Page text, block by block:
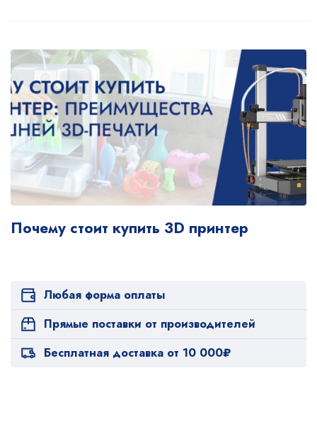
Почему стоит купить 3D принтер
Любая форма оплаты
Прямые поставки от производителей
Бесплатная доставка от 10 000₽